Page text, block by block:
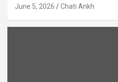
June 5, 2026 Chati Ankh